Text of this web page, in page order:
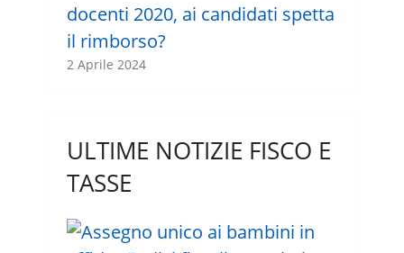
docenti 2020, ai candidati spetta
il rimborso?
2 Aprile 2024
ULTIME NOTIZIE FISCO E
TASSE